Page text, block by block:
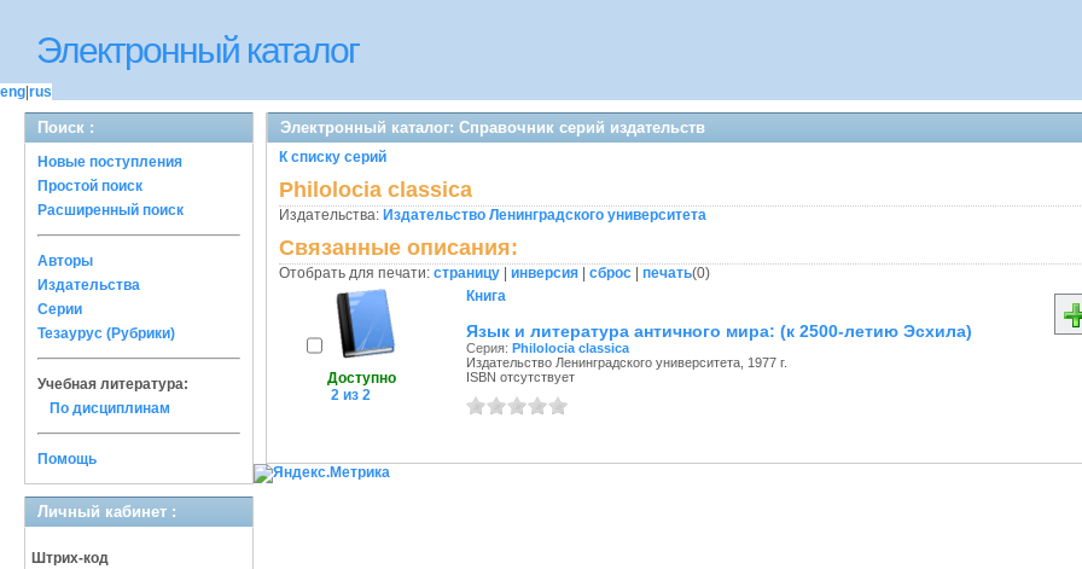
Электронный каталог
eng rus
Поиск :
Новые поступления
Простой поиск
Расширенный поиск
Авторы
Издательства
Серии
Тезаурус (Рубрики)
Учебная литература:
По дисциплинам
Помощь
Личный кабинет :
Штрих-код
Электронный каталог: Справочник серий издательств
К списку серий
Philolocia classica
Издательства: Издательство Ленинградского университета
Связанные описания:
Отобрать для печати: страницу инверсия сброс печать(0)
Доступно
2 из 2
Книга
Язык и литература античного мира: (к 2500-летию Эсхила)
Серия: Philolocia classica
Издательство Ленинградского университета, 1977 г.
ISBN отсутствует